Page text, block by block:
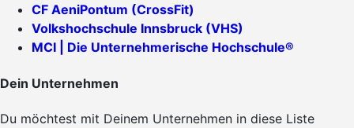
CF AeniPontum (CrossFit)
Volkshochschule Innsbruck (VHS)
MCI | Die Unternehmerische Hochschule®
Dein Unternehmen
Du möchtest mit Deinem Unternehmen in diese Liste